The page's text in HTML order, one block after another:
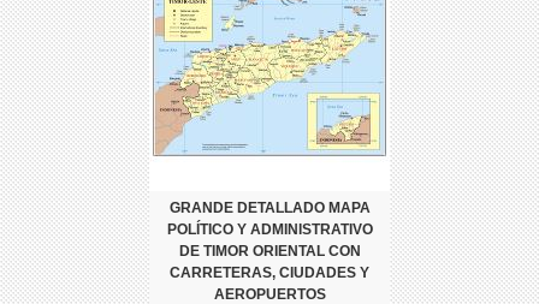
GRANDE DETALLADO MAPA
POLÍTICO Y ADMINISTRATIVO
DE TIMOR ORIENTAL CON
CARRETERAS, CIUDADES Y
AEROPUERTOS